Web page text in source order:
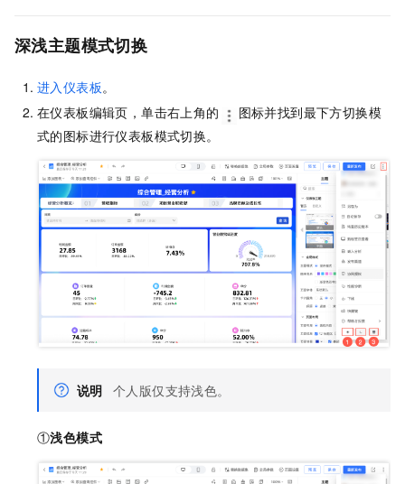
深浅主题模式切换
进入仪表板。
在仪表板编辑页，单击右上角的
图标并找到最下方切换模
式的图标进行仪表板模式切换。
说明 个人版仅支持浅色。
①浅色模式